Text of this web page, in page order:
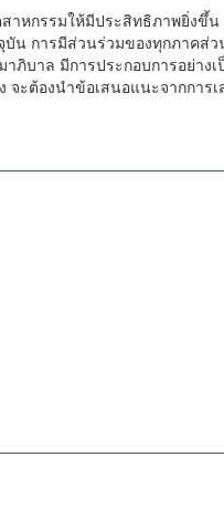
าหกรรมให้มีประสิทธิภาพยิ่ง
น การมีส่วนร่วมของทุกภาค
ภิบาล มีการประกอบการอย่
ะต้องนำข้อเสนอแนะจากการ